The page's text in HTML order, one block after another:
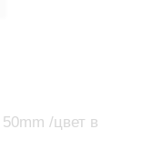
/цвет в